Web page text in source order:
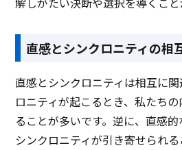
直感とシンクロニティの相
直感とシンクロニティは相互に
ロニティが起こるとき、私たち
ることが多いです。逆に、直感的
シンクロニティが引き寄せられ